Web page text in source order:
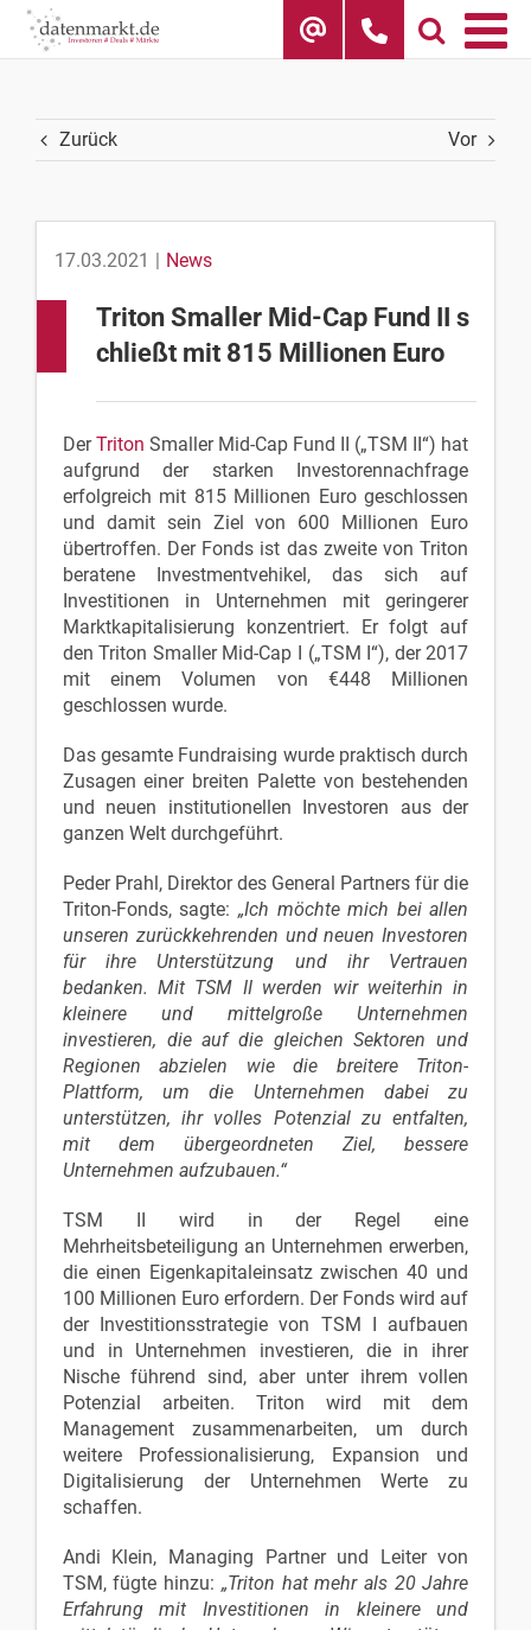
Skip
Zurück Vor
17.03.2021 | News
Triton Smaller Mid-Cap Fund II s
chließt mit 815 Millionen Euro
DerTriton Smaller Mid-Cap Fund II („TSM II“) hat
aufgrund der starken Investorennachfrage
erfolgreich mit 815 Millionen Euro geschlossen
und damit sein Ziel von 600 Millionen Euro
übertroffen. Der Fonds ist das zweite von Triton
beratene Investmentvehikel, das sich auf
Investitionen in Unternehmen mit geringerer
Marktkapitalisierung konzentriert. Er folgt auf
den Triton Smaller Mid-Cap I („TSM I“), der 2017
mit einem Volumen von €448 Millionen
geschlossen wurde.
Das gesamte Fundraising wurde praktisch durch
Zusagen einer breiten Palette von bestehenden
und neuen institutionellen Investoren aus der
ganzen Welt durchgeführt.
Peder Prahl, Direktor des General Partners für die
Triton-Fonds, sagte: „Ich möchte mich bei allen
unseren zurückkehrenden und neuen Investoren
für ihre Unterstützung und ihr Vertrauen
bedanken. Mit TSM II werden wir weiterhin in
kleinere und mittelgroße Unternehmen
investieren, die auf die gleichen Sektoren und
Regionen abzielen wie die breitere Triton-
Plattform, um die Unternehmen dabei zu
unterstützen, ihr volles Potenzial zu entfalten,
mit dem übergeordneten Ziel, bessere
Unternehmen aufzubauen.“
TSM II wird in der Regel eine
Mehrheitsbeteiligung an Unternehmen erwerben,
die einen Eigenkapitaleinsatz zwischen 40 und
100 Millionen Euro erfordern. Der Fonds wird auf
der Investitionsstrategie von TSM I aufbauen
und in Unternehmen investieren, die in ihrer
Nische führend sind, aber unter ihrem vollen
Potenzial arbeiten. Triton wird mit dem
Management zusammenarbeiten, um durch
weitere Professionalisierung, Expansion und
Digitalisierung der Unternehmen Werte zu
schaffen.
Andi Klein, Managing Partner und Leiter von
TSM, fügte hinzu: „Triton hat mehr als 20 Jahre
Erfahrung mit Investitionen in kleinere und